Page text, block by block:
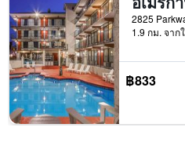
1.9 กม. จาก
฿833